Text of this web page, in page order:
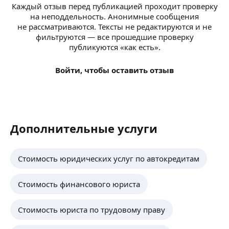
Каждый отзыв перед публикацией проходит проверку
на неподдельность. Анонимные сообщения
не рассматриваются. Тексты не редактируются и не
фильтруются — все прошедшие проверку
публикуются «как есть».
Войти, чтобы оставить отзыв
Дополнительные услуги
Стоимость юридических услуг по автокредитам
Стоимость финансового юриста
Стоимость юриста по трудовому праву